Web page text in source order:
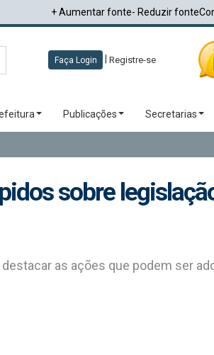
+ Aumentar fonte- Reduzir fonte
Faça Login Registre-se
Publicações Secretarias
sobre
as ações que podem ser